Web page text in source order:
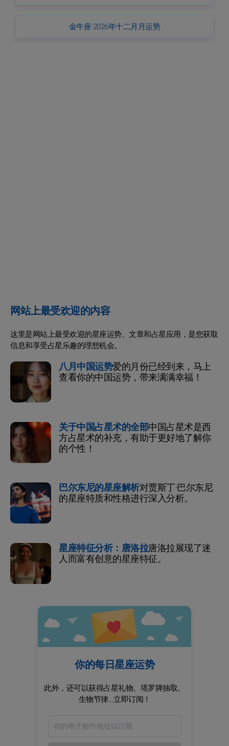
金牛座·2026年十二月月运势
网站上最受欢迎的内容
这里是网站上最受欢迎的星座运势、文章和占星应用，是您获取
信息和享受占星乐趣的理想机会。
八月中国运势爱的月份已经到来，马上
查看你的中国运势，带来满满幸福！
关于中国占星术的全部中国占星术是西
方占星术的补充，有助于更好地了解你
的个性！
巴尔东尼的星座解析对贾斯丁·巴尔东尼
的星座特质和性格进行深入分析。
星座特征分析：唐洛拉唐洛拉展现了迷
人而富有创意的星座特征。
你的每日星座运势
此外，还可以获得占星礼物、塔罗牌抽取、
生物节律...立即订阅！